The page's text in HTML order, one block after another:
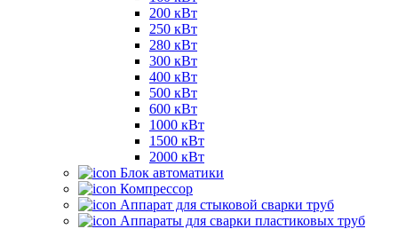
200 кВт
250 кВт
280 кВт
300 кВт
400 кВт
500 кВт
600 кВт
1000 кВт
1500 кВт
2000 кВт
Блок автоматики
Компрессор
Аппарат для стыковой сварки труб
Аппараты для сварки пластиковых труб